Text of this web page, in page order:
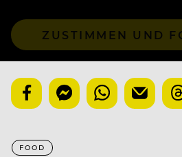
ZUSTIMMEN UND
FOOD